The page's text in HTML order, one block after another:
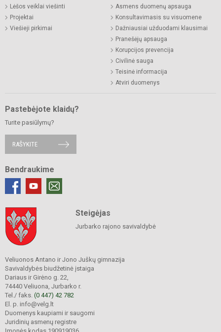
Lėšos veiklai viešinti
Projektai
Viešieji pirkimai
Asmens duomenų apsauga
Konsultavimasis su visuomene
Dažniausiai užduodami klausimai
Pranešėjų apsauga
Korupcijos prevencija
Civilinė sauga
Teisinė informacija
Atviri duomenys
Pastebėjote klaidų?
Turite pasiūlymų?
RAŠYKITE
Bendraukime
Steigėjas
Jurbarko rajono savivaldybė
Veliuonos Antano ir Jono Juškų gimnazija
Savivaldybės biudžetinė įstaiga
Dariaus ir Girėno g. 22,
74440 Veliuona, Jurbarko r.
Tel./ faks. (0 447) 42 782
El. p. info@velg.lt
Duomenys kaupiami ir saugomi
Juridinių asmenų registre